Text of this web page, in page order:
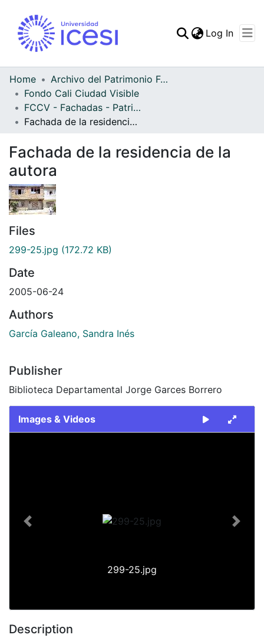
Log In
Home
Archivo del Patrimonio Fotográfico y Fílmico del Valle del Cauca
Fondo Cali Ciudad Visible
FCCV - Fachadas - Patrimonial
Fachada de la residencia de la autora
Fachada de la residencia de la
autora
Files
299-25.jpg (172.72 KB)
Date
2005-06-24
Authors
García Galeano, Sandra Inés
Publisher
Biblioteca Departamental Jorge Garces Borrero
Images & Videos
299-25.jpg
Previous Next
Description